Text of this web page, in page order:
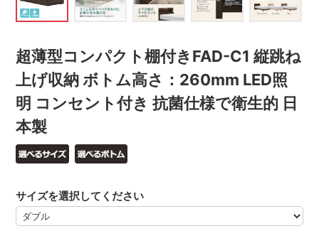
超薄型コンパクト棚付きFAD-C1 縦跳ね
上げ収納 ボトム高さ：260mm LED照
明 コンセント付き 抗菌仕様で衛生的 日
本製
サイズを選択してください